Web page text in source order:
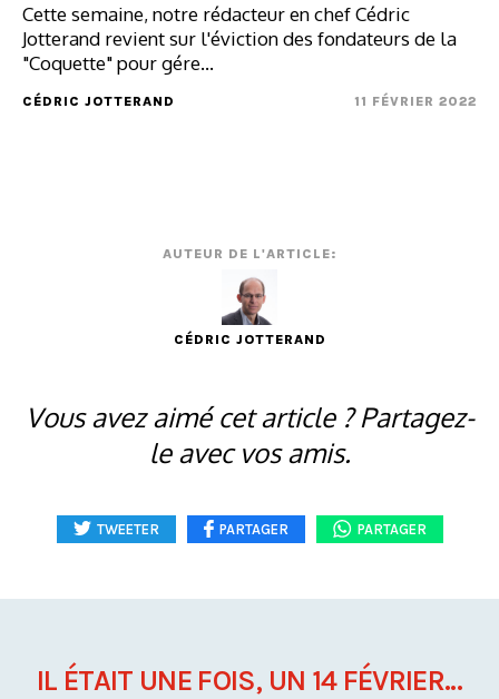
Cette semaine, notre rédacteur en chef Cédric
Jotterand revient sur l'éviction des fondateurs de la
"Coquette" pour gére...
CÉDRIC JOTTERAND 11 FÉVRIER 2022
AUTEUR DE L'ARTICLE:
CÉDRIC JOTTERAND
Vous avez aimé cet article ? Partagez-
le avec vos amis.
TWEETER PARTAGER PARTAGER
IL ÉTAIT UNE FOIS, UN 14 FÉVRIER...